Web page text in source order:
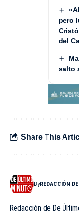
pero
del
salto
Share This
ByREDACCIÓN
Redacción de De